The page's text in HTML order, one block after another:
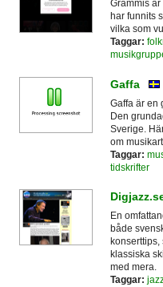
Grammis
har funnits
vilka som
Taggar:
Gaffa
Gaffa är en
Den
Sverige.
om
Taggar:
tidskrifter
En
både
klassiska
med mera.
Taggar: